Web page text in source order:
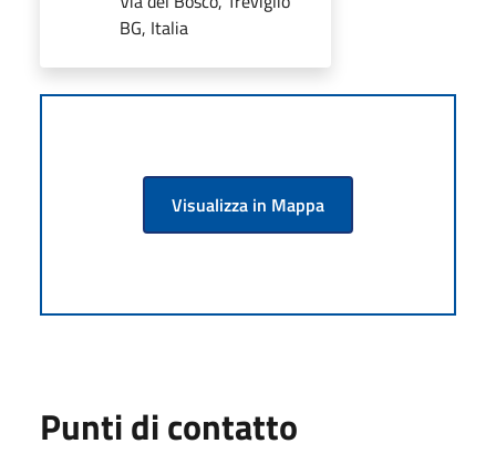
BG, Italia
Visualizza in Mappa
Punti di contatto